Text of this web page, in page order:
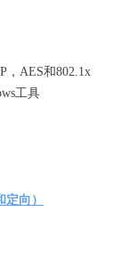
，AES和802.1x
工具
向）